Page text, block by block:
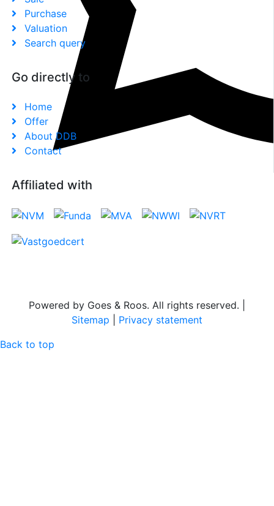
Purchase
Valuation
Search query
Go directly to
Home
Offer
About DDB
Contact
Affiliated with
Powered by Goes & Roos. All rights reserved. |
Sitemap
Privacy statement